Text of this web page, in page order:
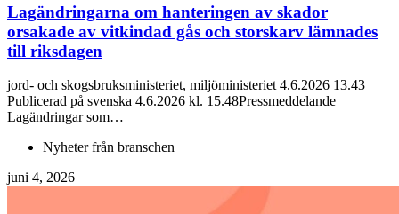
Lagändringarna om hanteringen av skador
orsakade av vitkindad gås och storskarv lämnades
till riksdagen
jord- och skogsbruksministeriet, miljöministeriet 4.6.2026 13.43 |
Publicerad på svenska 4.6.2026 kl. 15.48Pressmeddelande
Lagändringar som…
Nyheter från branschen
juni 4, 2026